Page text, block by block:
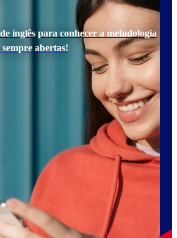
inglês para conhecer a metodologia
abertas!